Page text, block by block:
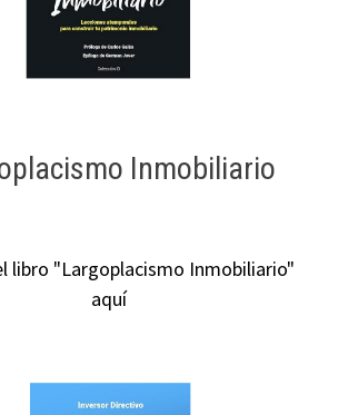
Inmobiliario
libro "Largoplacismo Inmobiliario"
aquí